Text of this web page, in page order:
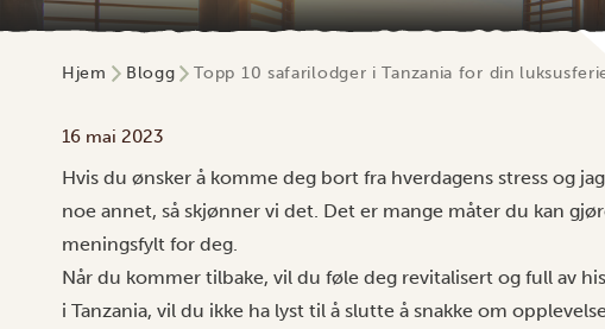
Hjem Blogg Topp 10 safarilodger i Tanzania for din
16 mai 2023
Hvis du ønsker å komme deg bort fra hverdagens stress og
noe annet, så skjønner vi det. Det er mange måter du kan
meningsfylt for deg.
Når du kommer tilbake, vil du føle deg revitalisert og full av
i Tanzania, vil du ikke ha lyst til å slutte å snakke om